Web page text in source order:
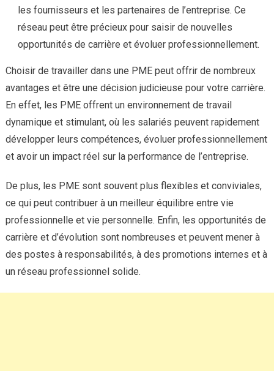
les fournisseurs et les partenaires de l’entreprise. Ce
réseau peut être précieux pour saisir de nouvelles
opportunités de carrière et évoluer professionnellement.
Choisir de travailler dans une PME peut offrir de nombreux
avantages et être une décision judicieuse pour votre carrière.
En effet, les PME offrent un environnement de travail
dynamique et stimulant, où les salariés peuvent rapidement
développer leurs compétences, évoluer professionnellement
et avoir un impact réel sur la performance de l’entreprise.
De plus, les PME sont souvent plus flexibles et conviviales,
ce qui peut contribuer à un meilleur équilibre entre vie
professionnelle et vie personnelle. Enfin, les opportunités de
carrière et d’évolution sont nombreuses et peuvent mener à
des postes à responsabilités, à des promotions internes et à
un réseau professionnel solide.